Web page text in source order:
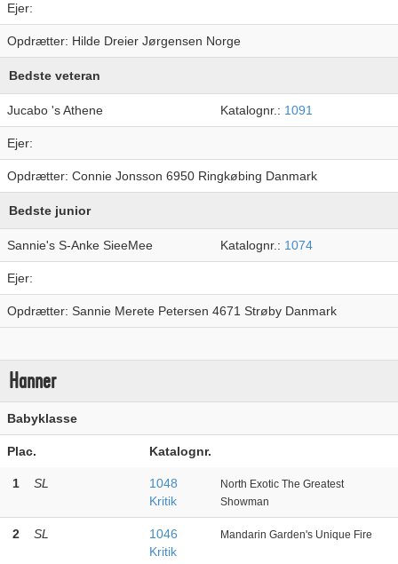
Ejer:
Opdrætter: Hilde Dreier Jørgensen Norge
Bedste veteran
Jucabo 's Athene Katalognr.: 1091
Ejer:
Opdrætter: Connie Jonsson 6950 Ringkøbing Danmark
Bedste junior
Sannie's S-Anke SieeMee Katalognr.: 1074
Ejer:
Opdrætter: Sannie Merete Petersen 4671 Strøby Danmark
Hanner
Babyklasse
Plac. Katalognr.
1 SL
1048
Kritik
North Exotic The Greatest
Showman
2 SL
1046
Kritik
Mandarin Garden's Unique Fire